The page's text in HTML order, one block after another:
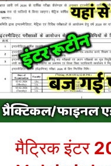
मैट्रिक इंटर
का
रूटीन
जारी:
Matric
inter
Routine